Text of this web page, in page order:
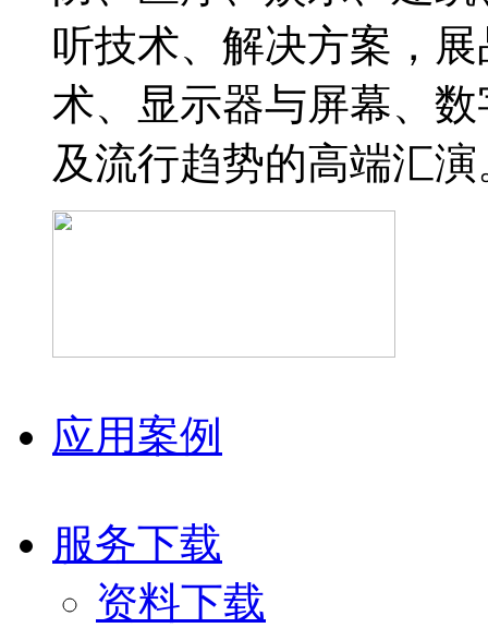
听技术、解决方案，
术、显示器与屏幕、
及流行趋势的高端汇演
应用案例
服务下载
资料下载